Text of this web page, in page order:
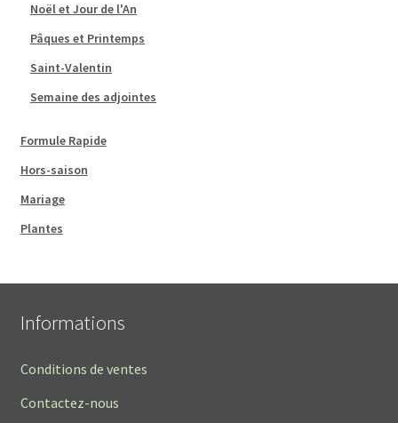
Noël et Jour de l'An
Pâques et Printemps
Saint-Valentin
Semaine des adjointes
Formule Rapide
Hors-saison
Mariage
Plantes
Informations
Conditions de ventes
Contactez-nous